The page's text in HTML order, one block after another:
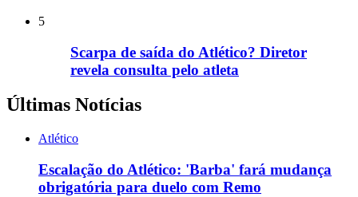
5
Scarpa de saída do Atlético? Diretor
revela consulta pelo atleta
Últimas Notícias
Atlético
Escalação do Atlético: 'Barba' fará mudança
obrigatória para duelo com Remo